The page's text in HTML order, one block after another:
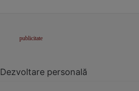
Dezvoltare personală